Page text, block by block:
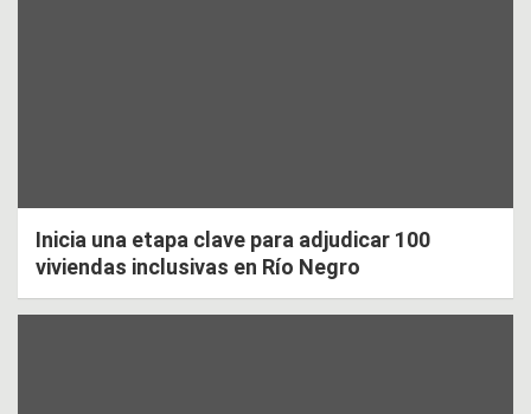
Inicia una etapa clave para adjudicar 100
viviendas inclusivas en Río Negro